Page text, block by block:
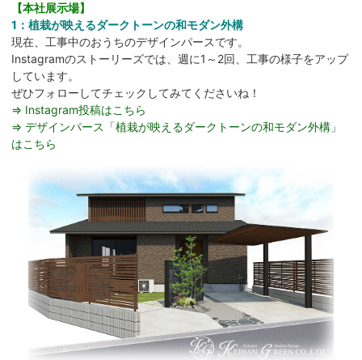
【本社展示場】
1：植栽が映えるダークトーンの和モダン外構
現在、工事中のおうちのデザインパースです。
Instagramのストーリーズでは、週に1～2回、工事の様子をアップ
しています。
ぜひフォローしてチェックしてみてくださいね！
⇒ Instagram投稿はこちら
⇒ デザインパース「植栽が映えるダークトーンの和モダン外構」
はこちら